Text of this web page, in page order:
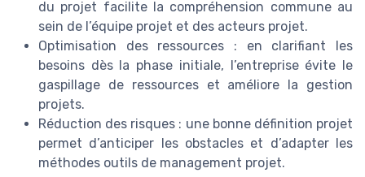
du projet facilite la compréhension commune au
sein de l’équipe projet et des acteurs projet.
Optimisation des ressources : en clarifiant les
besoins dès la phase initiale, l’entreprise évite le
gaspillage de ressources et améliore la gestion
projets.
Réduction des risques : une bonne définition projet
permet d’anticiper les obstacles et d’adapter les
méthodes outils de management projet.